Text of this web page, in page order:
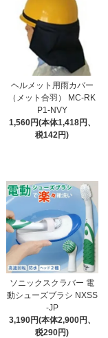
ヘルメット用雨カバー
（メット合羽） MC-RK
P1-NVY
1,560円(本体1,418円、
税142円)
ソニックスクラバー 電
動シューズブラシ NXSS
-JP
3,190円(本体2,900円、
税290円)